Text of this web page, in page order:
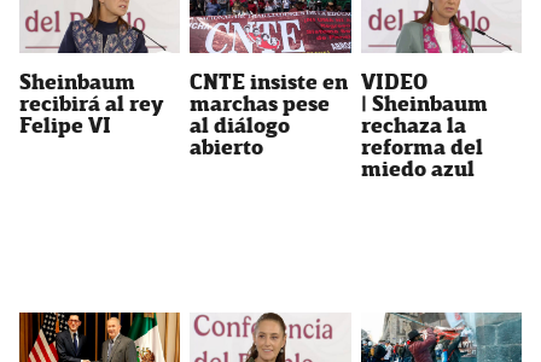
Sheinbaum
recibirá al rey
Felipe VI
CNTE insiste en
marchas pese
al diálogo
abierto
VIDEO
| Sheinbaum
rechaza la
reforma del
miedo azul